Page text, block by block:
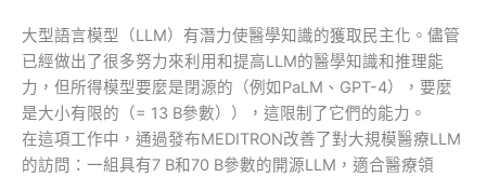
大型語言模型（LLM）有潛力使醫學知識的獲取民主化。儘管
已經做出了很多努力來利用和提高LLM的醫學知識和推理能
力，但所得模型要麼是閉源的（例如PaLM、GPT-4），要麼
是大小有限的（= 13 B參數）），這限制了它們的能力。
在這項工作中，通過發布MEDITRON改善了對大規模醫療LLM
的訪問：一組具有7 B和70 B參數的開源LLM，適合醫療領